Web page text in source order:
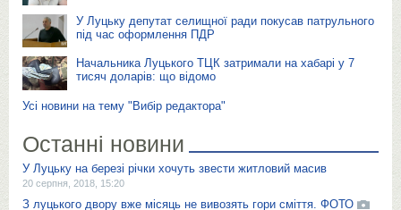
У Луцьку депутат селищної ради покусав патрульного
під час оформлення ПДР
Начальника Луцького ТЦК затримали на хабарі у 7
тисяч доларів: що відомо
Усі новини на тему "Вибір редактора"
Останні новини
У Луцьку на березі річки хочуть звести житловий масив
20 серпня, 2018, 15:20
З луцького двору вже місяць не вивозять гори сміття. ФОТО